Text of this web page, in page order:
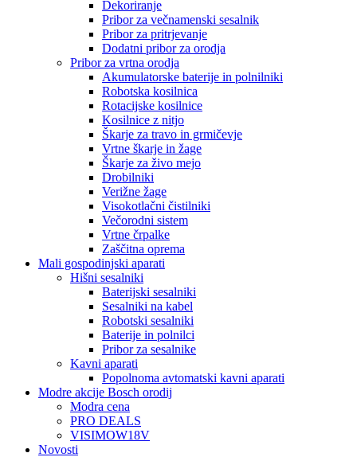
Dekoriranje
Pribor za večnamenski sesalnik
Pribor za pritrjevanje
Dodatni pribor za orodja
Pribor za vrtna orodja
Akumulatorske baterije in polnilniki
Robotska kosilnica
Rotacijske kosilnice
Kosilnice z nitjo
Škarje za travo in grmičevje
Vrtne škarje in žage
Škarje za živo mejo
Drobilniki
Verižne žage
Visokotlačni čistilniki
Večorodni sistem
Vrtne črpalke
Zaščitna oprema
Mali gospodinjski aparati
Hišni sesalniki
Baterijski sesalniki
Sesalniki na kabel
Robotski sesalniki
Baterije in polnilci
Pribor za sesalnike
Kavni aparati
Popolnoma avtomatski kavni aparati
Modre akcije Bosch orodij
Modra cena
PRO DEALS
VISIMOW18V
Novosti